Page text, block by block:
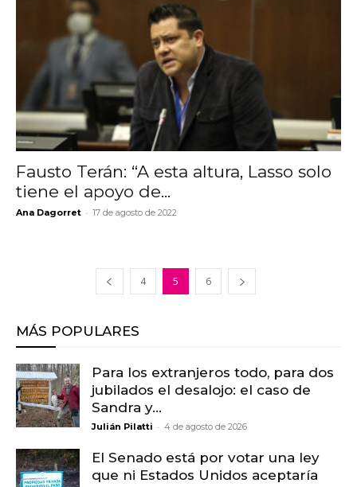
Fausto Terán: “A esta altura, Lasso solo
tiene el apoyo de...
Ana Dagorret - 17 de agosto de 2022
4 5 6
MÁS POPULARES
Para los extranjeros todo, para dos
jubilados el desalojo: el caso de
Sandra y...
Julián Pilatti - 4 de agosto de 2026
El Senado está por votar una ley
que ni Estados Unidos aceptaría